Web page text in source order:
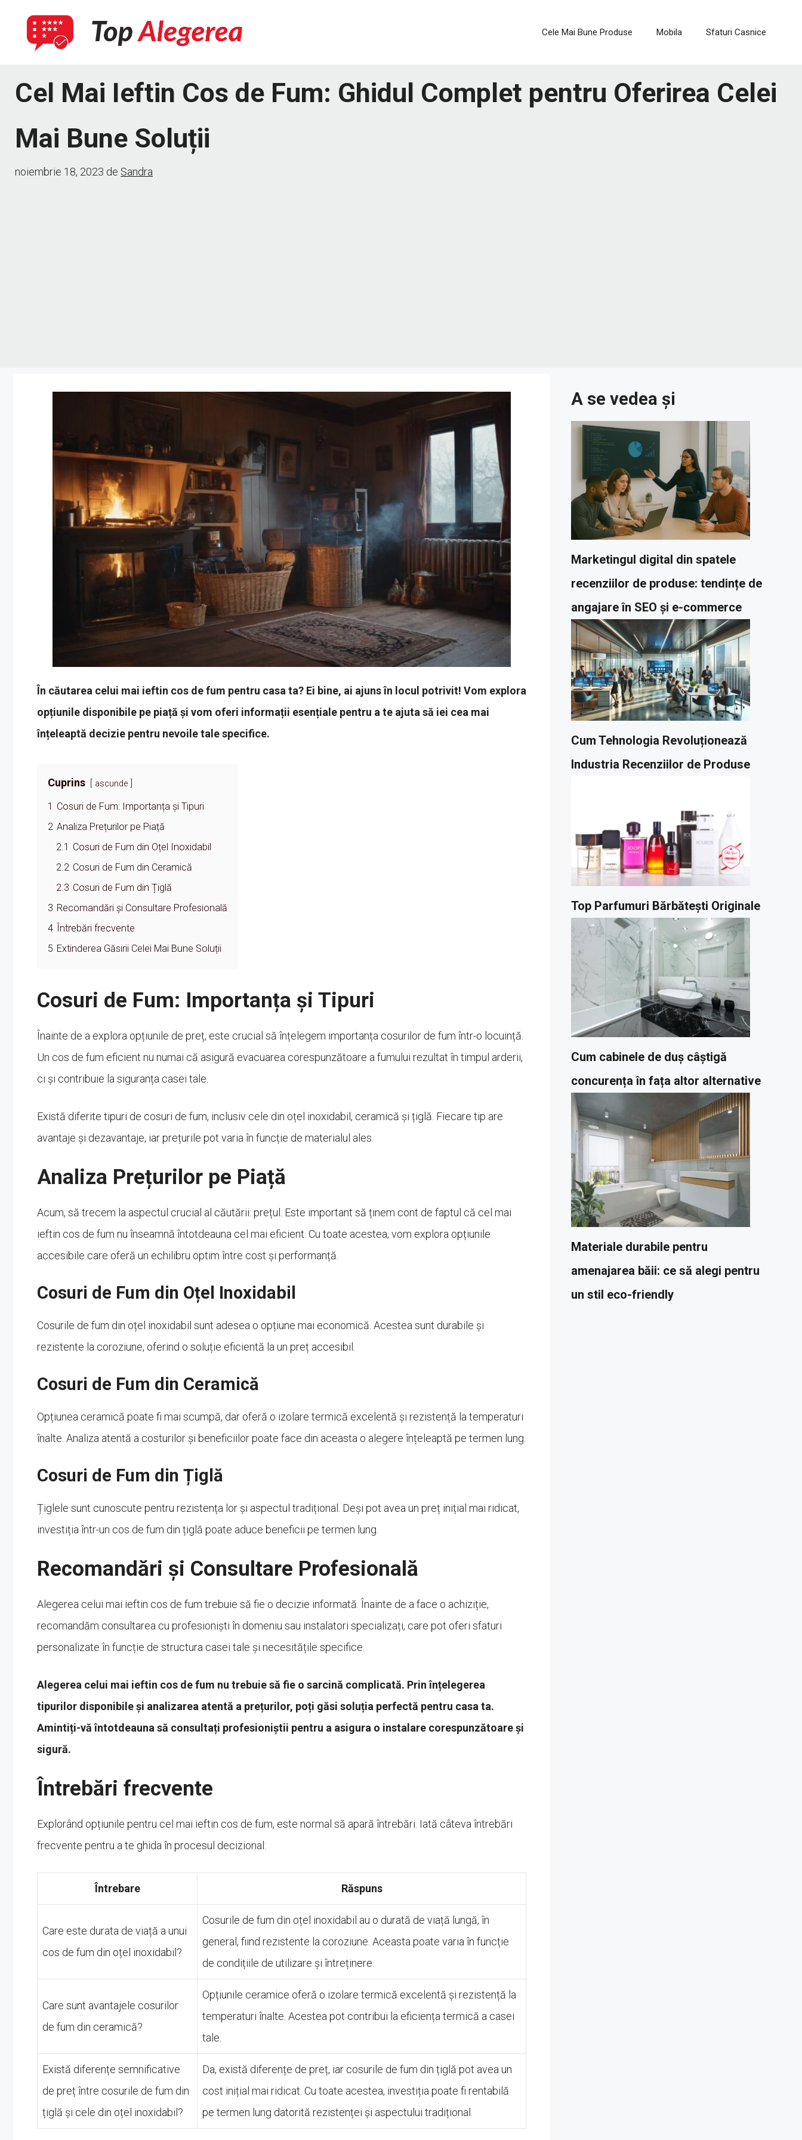
conținut
Cele Mai Bune Produse Mobila Sfaturi Casnice
Cel Mai Ieftin Cos de Fum: Ghidul Complet pentru Oferirea Celei
Mai Bune Soluții
noiembrie 18, 2023 de Sandra
În căutarea celui mai ieftin cos de fum pentru casa ta? Ei bine, ai ajuns în locul potrivit! Vom explora
opțiunile disponibile pe piață și vom oferi informații esențiale pentru a te ajuta să iei cea mai
înțeleaptă decizie pentru nevoile tale specifice.
Cuprins ascunde
1 Cosuri de Fum: Importanța și Tipuri
2 Analiza Prețurilor pe Piață
2.1 Cosuri de Fum din Oțel Inoxidabil
2.2 Cosuri de Fum din Ceramică
2.3 Cosuri de Fum din Țiglă
3 Recomandări și Consultare Profesională
4 Întrebări frecvente
5 Extinderea Găsirii Celei Mai Bune Soluții
Cosuri de Fum: Importanța și Tipuri
Înainte de a explora opțiunile de preț, este crucial să înțelegem importanța cosurilor de fum într-o locuință.
Un cos de fum eficient nu numai că asigură evacuarea corespunzătoare a fumului rezultat în timpul arderii,
ci și contribuie la siguranța casei tale.
Există diferite tipuri de cosuri de fum, inclusiv cele din oțel inoxidabil, ceramică și țiglă. Fiecare tip are
avantaje și dezavantaje, iar prețurile pot varia în funcție de materialul ales.
Analiza Prețurilor pe Piață
Acum, să trecem la aspectul crucial al căutării: prețul. Este important să ținem cont de faptul că cel mai
ieftin cos de fum nu înseamnă întotdeauna cel mai eficient. Cu toate acestea, vom explora opțiunile
accesibile care oferă un echilibru optim între cost și performanță.
Cosuri de Fum din Oțel Inoxidabil
Cosurile de fum din oțel inoxidabil sunt adesea o opțiune mai economică. Acestea sunt durabile și
rezistente la coroziune, oferind o soluție eficientă la un preț accesibil.
Cosuri de Fum din Ceramică
Opțiunea ceramică poate fi mai scumpă, dar oferă o izolare termică excelentă și rezistență la temperaturi
înalte. Analiza atentă a costurilor și beneficiilor poate face din aceasta o alegere înțeleaptă pe termen lung.
Cosuri de Fum din Țiglă
Țiglele sunt cunoscute pentru rezistența lor și aspectul tradițional. Deși pot avea un preț inițial mai ridicat,
investiția într-un cos de fum din țiglă poate aduce beneficii pe termen lung.
Recomandări și Consultare Profesională
Alegerea celui mai ieftin cos de fum trebuie să fie o decizie informată. Înainte de a face o achiziție,
recomandăm consultarea cu profesioniști în domeniu sau instalatori specializați, care pot oferi sfaturi
personalizate în funcție de structura casei tale și necesitățile specifice.
Alegerea celui mai ieftin cos de fum nu trebuie să fie o sarcină complicată. Prin înțelegerea
tipurilor disponibile și analizarea atentă a prețurilor, poți găsi soluția perfectă pentru casa ta.
Amintiți-vă întotdeauna să consultați profesioniștii pentru a asigura o instalare corespunzătoare și
sigură.
Întrebări frecvente
Explorând opțiunile pentru cel mai ieftin cos de fum, este normal să apară întrebări. Iată câteva întrebări
frecvente pentru a te ghida în procesul decizional:
Întrebare Răspuns
Care este durata de viață a unui
cos de fum din oțel inoxidabil?
Cosurile de fum din oțel inoxidabil au o durată de viață lungă, în
general, fiind rezistente la coroziune. Aceasta poate varia în funcție
de condițiile de utilizare și întreținere.
Care sunt avantajele cosurilor
de fum din ceramică?
Opțiunile ceramice oferă o izolare termică excelentă și rezistență la
temperaturi înalte. Acestea pot contribui la eficiența termică a casei
tale.
Există diferențe semnificative
de preț între cosurile de fum din
țiglă și cele din oțel inoxidabil?
Da, există diferențe de preț, iar cosurile de fum din țiglă pot avea un
cost inițial mai ridicat. Cu toate acestea, investiția poate fi rentabilă
pe termen lung datorită rezistenței și aspectului tradițional.
A se vedea și
Marketingul digital din spatele
recenziilor de produse: tendințe de
angajare în SEO și e-commerce
Cum Tehnologia Revoluționează
Industria Recenziilor de Produse
Top Parfumuri Bărbătești Originale
Cum cabinele de duș câștigă
concurența în fața altor alternative
Materiale durabile pentru
amenajarea băii: ce să alegi pentru
un stil eco-friendly